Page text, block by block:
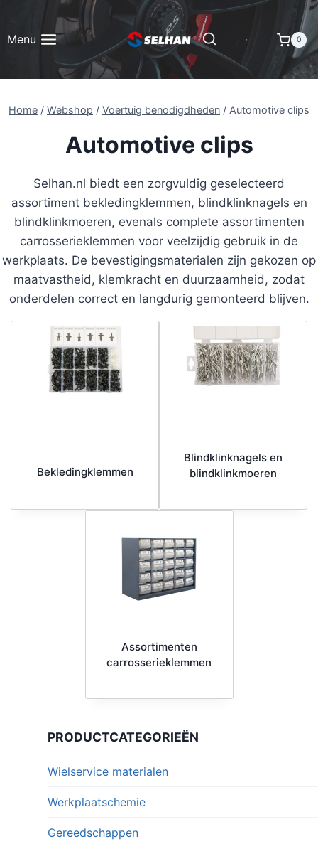
inhoud
Menu 0
Home / Webshop / Voertuig benodigdheden / Automotive clips
Automotive clips
Selhan.nl biedt een zorgvuldig geselecteerd
assortiment bekledingklemmen, blindklinknagels en
blindklinkmoeren, evenals complete assortimenten
carrosserieklemmen voor veelzijdig gebruik in de
werkplaats. De bevestigingsmaterialen zijn gekozen op
maatvastheid, klemkracht en duurzaamheid, zodat
onderdelen correct en langdurig gemonteerd blijven.
Bekledingklemmen
Blindklinknagels en
blindklinkmoeren
Assortimenten
carrosserieklemmen
PRODUCTCATEGORIEËN
Wielservice materialen
Werkplaatschemie
Gereedschappen